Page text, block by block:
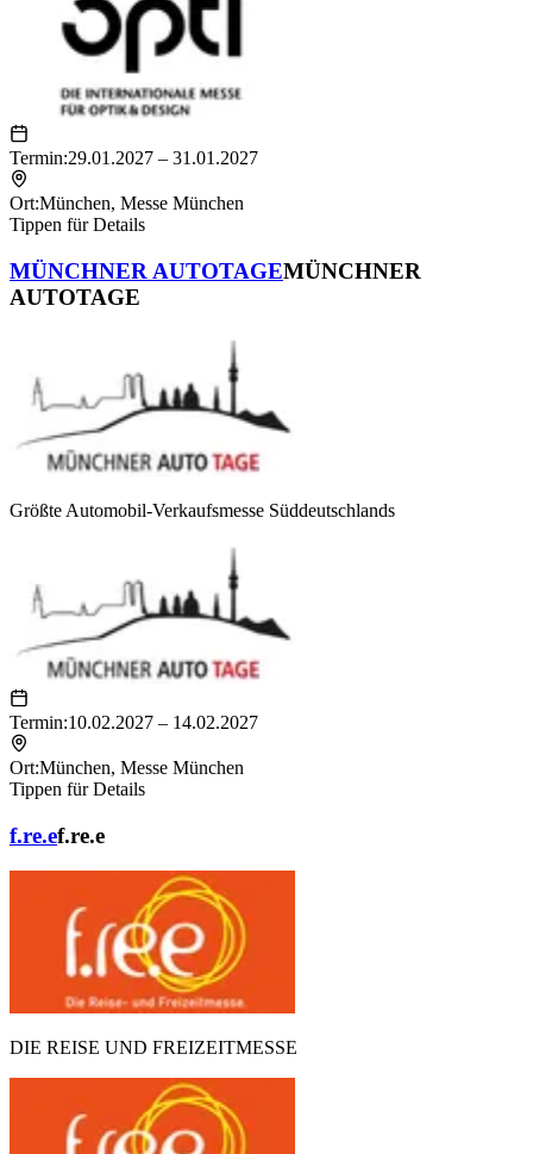
Termin:29.01.2027 – 31.01.2027
Ort:München, Messe München
Tippen für Details
MÜNCHNER AUTOTAGEMÜNCHNER
AUTOTAGE
Größte Automobil-Verkaufsmesse Süddeutschlands
Termin:10.02.2027 – 14.02.2027
Ort:München, Messe München
Tippen für Details
f.re.ef.re.e
DIE REISE UND FREIZEITMESSE